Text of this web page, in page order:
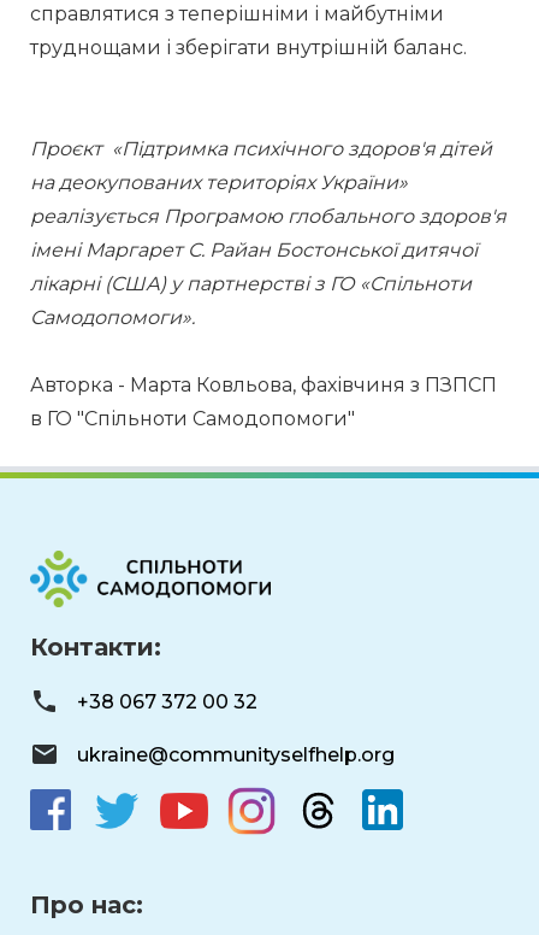
справлятися з теперішніми і майбутніми
труднощами і зберігати внутрішній баланс.
Проєкт  «Підтримка психічного здоров'я дітей
на деокупованих територіях України»
реалізується Програмою глобального здоров'я
імені Маргарет С. Райан Бостонської дитячої
лікарні (США) у партнерстві з ГО «Спільноти
Самодопомоги».
Авторка - Марта Ковльова, фахівчиня з ПЗПСП
в ГО "Спільноти Самодопомоги"
Контакти:
+38 067 372 00 32
ukraine@communityselfhelp.org
Про нас: